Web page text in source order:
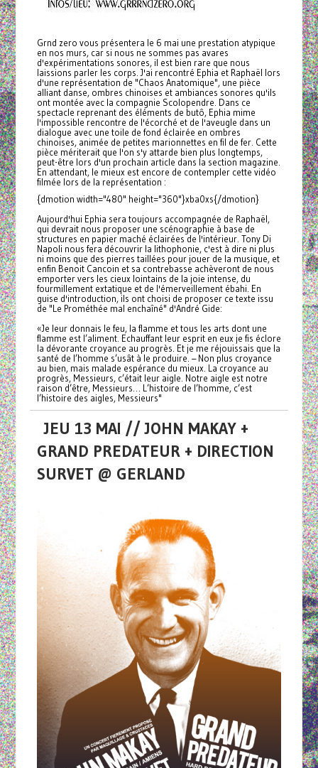
Grnd zero vous présentera le 6 mai une prestation atypique
en nos murs, car si nous ne sommes pas avares
d'expérimentations sonores, il est bien rare que nous
laissions parler les corps. J'ai rencontré Ephia et Raphaël lors
d'une représentation de "Chaos Anatomique", une pièce
alliant danse, ombres chinoises et ambiances sonores qu'ils
ont montée avec la compagnie Scolopendre. Dans ce
spectacle reprenant des éléments de butô, Ephia mime
l'impossible rencontre de l'écorché et de l'aveugle dans un
dialogue avec une toile de fond éclairée en ombres
chinoises, animée de petites marionnettes en fil de fer. Cette
pièce mériterait que l'on s'y attarde bien plus longtemps,
peut-être lors d'un prochain article dans la section magazine.
En attendant, le mieux est encore de contempler cette vidéo
filmée lors de la représentation :
{dmotion width="480" height="360"}xba0xs{/dmotion}
Aujourd'hui Ephia sera toujours accompagnée de Raphaël,
qui devrait nous proposer une scénographie à base de
structures en papier maché éclairées de l'intérieur. Tony Di
Napoli nous fera découvrir la lithophonie, c'est à dire ni plus
ni moins que des pierres taillées pour jouer de la musique, et
enfin Benoit Cancoin et sa contrebasse achèveront de nous
emporter vers les cieux lointains de la joie intense, du
fourmillement extatique et de l'émerveillement ébahi. En
guise d'introduction, ils ont choisi de proposer ce texte issu
de "Le Prométhée mal enchaîné" d'André Gide:
«Je leur donnais le feu, la flamme et tous les arts dont une
flamme est l’aliment. Echauffant leur esprit en eux je fis éclore
la dévorante croyance au progrès. Et je me réjouissais que la
santé de l’homme s’usât à le produire. – Non plus croyance
au bien, mais malade espérance du mieux. La croyance au
progrès, Messieurs, c’était leur aigle. Notre aigle est notre
raison d’être, Messieurs… L’histoire de l’homme, c’est
l’histoire des aigles, Messieurs"
JEU 13 MAI // JOHN MAKAY +
GRAND PREDATEUR + DIRECTION
SURVET @ GERLAND